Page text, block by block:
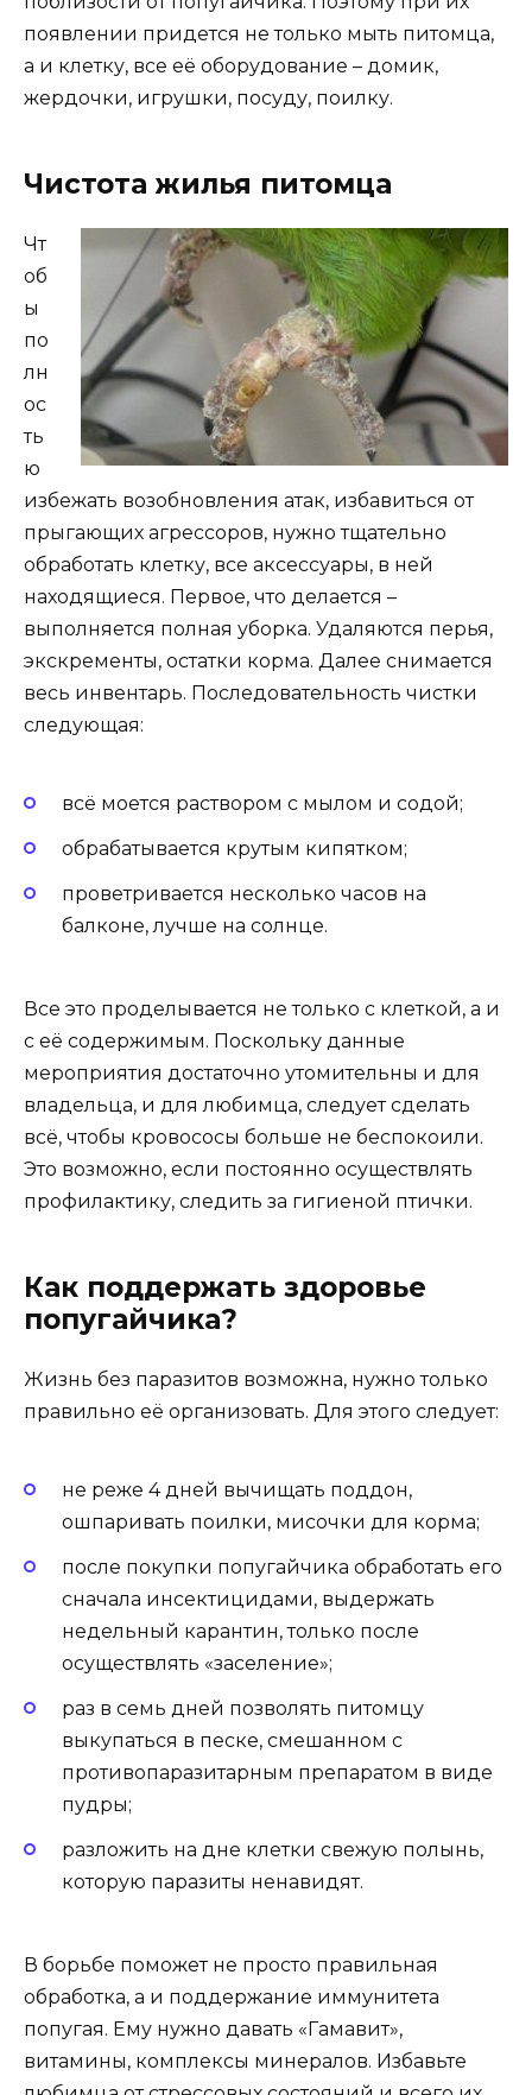
появлении придется не только мыть питомца,
а и клетку, все её оборудование – домик,
жердочки, игрушки, посуду, поилку.
Чистота жилья питомца
Чт
об
ы
по
лн
ос
ть
ю
избежать возобновления атак, избавиться от
прыгающих агрессоров, нужно тщательно
обработать клетку, все аксессуары, в ней
находящиеся. Первое, что делается –
выполняется полная уборка. Удаляются перья,
экскременты, остатки корма. Далее снимается
весь инвентарь. Последовательность чистки
следующая:
всё моется раствором с мылом и содой;
обрабатывается крутым кипятком;
проветривается несколько часов на
балконе, лучше на солнце.
Все это проделывается не только с клеткой, а и
с её содержимым. Поскольку данные
мероприятия достаточно утомительны и для
владельца, и для любимца, следует сделать
всё, чтобы кровососы больше не беспокоили.
Это возможно, если постоянно осуществлять
профилактику, следить за гигиеной птички.
Как поддержать здоровье
попугайчика?
Жизнь без паразитов возможна, нужно только
правильно её организовать. Для этого следует:
не реже 4 дней вычищать поддон,
ошпаривать поилки, мисочки для корма;
после покупки попугайчика обработать его
сначала инсектицидами, выдержать
недельный карантин, только после
осуществлять «заселение»;
раз в семь дней позволять питомцу
выкупаться в песке, смешанном с
противопаразитарным препаратом в виде
пудры;
разложить на дне клетки свежую полынь,
которую паразиты ненавидят.
В борьбе поможет не просто правильная
обработка, а и поддержание иммунитета
попугая. Ему нужно давать «Гамавит»,
витамины, комплексы минералов. Избавьте